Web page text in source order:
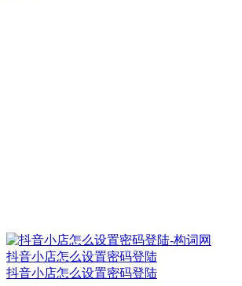
抖音小店怎么设置密码登陆
抖音小店怎么设置密码登陆